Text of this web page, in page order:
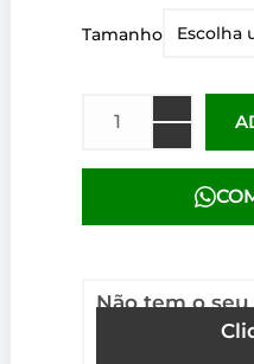
Tamanho
Não tem o